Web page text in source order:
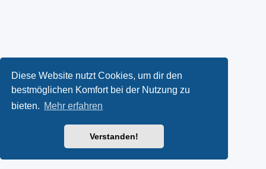
Diese Website nutzt Cookies, um dir den
bestmöglichen Komfort bei der Nutzung zu
bieten. Mehr erfahren
Verstanden!